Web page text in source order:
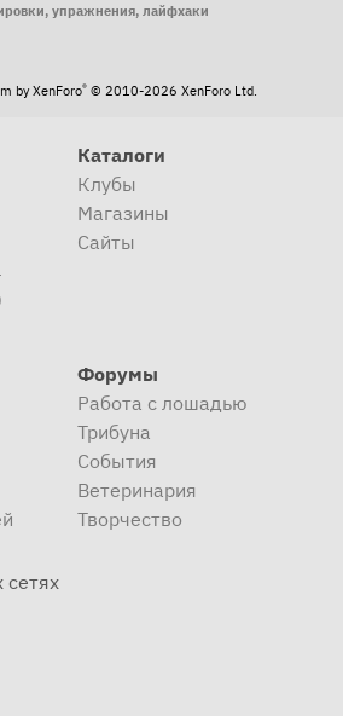
упражнения, лайфхаки
by XenForo® © 2010-2026 XenForo Ltd.
Каталоги
Клубы
Магазины
Сайты
Форумы
Работа с лошадью
Трибуна
События
Ветеринария
Творчество